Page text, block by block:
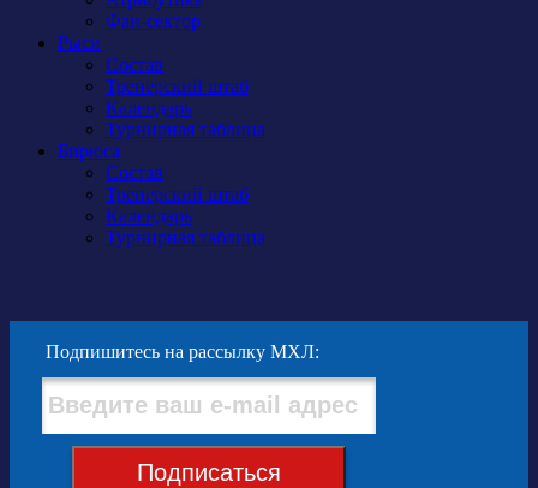
Фан-сектор
Рыси
Состав
Тренерский штаб
Календарь
Турнирная таблица
Бирюса
Состав
Тренерский штаб
Календарь
Турнирная таблица
Подпишитесь на рассылку МХЛ:
Подписаться